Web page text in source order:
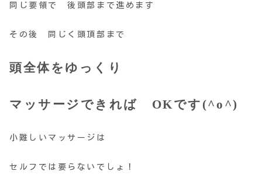
同じ要領で 後頭部まで進めます
その後 同じく頭頂部まで
頭全体をゆっくり
マッサージできれば OKです(^o^)
小難しいマッサージは
セルフでは要らないでしょ！